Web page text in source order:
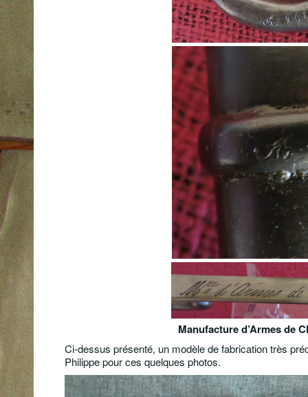
Manufacture d’Armes de
Ci-dessus présenté, un modèle de fabrication très
Philippe pour ces quelques photos.